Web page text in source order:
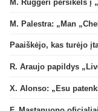
M. Ruggeri persikels į
R. Araujo papildys